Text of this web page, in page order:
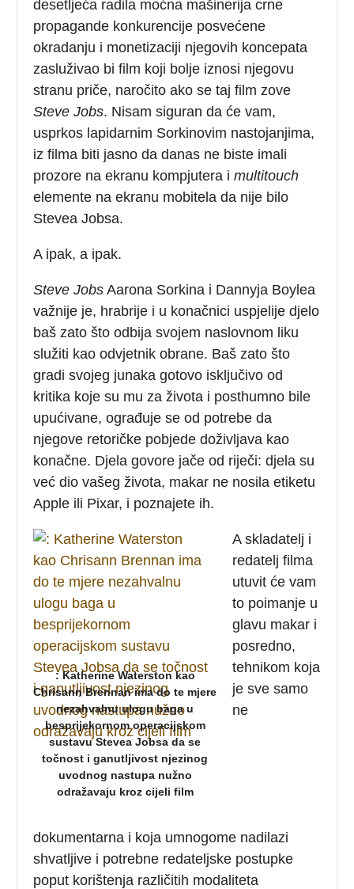
desetljeća radila moćna mašinerija crne
propagande konkurencije posvećene
okradanju i monetizaciji njegovih koncepata
zasluživao bi film koji bolje iznosi njegovu
stranu priče, naročito ako se taj film zove
Steve Jobs. Nisam siguran da će vam,
usprkos lapidarnim Sorkinovim nastojanjima,
iz filma biti jasno da danas ne biste imali
prozore na ekranu kompjutera imultitouch
elemente na ekranu mobitela da nije bilo
Stevea Jobsa.
A ipak, a ipak.
Steve Jobs Aarona Sorkina i Dannyja Boylea
važnije je, hrabrije i u konačnici uspjelije djelo
baš zato što odbija svojem naslovnom liku
služiti kao odvjetnik obrane. Baš zato što
gradi svojeg junaka gotovo isključivo od
kritika koje su mu za života i posthumno bile
upućivane, ograđuje se od potrebe da
njegove retoričke pobjede doživljava kao
konačne. Djela govore jače od riječi: djela su
već dio vašeg života, makar ne nosila etiketu
Apple ili Pixar, i poznajete ih.
: Katherine Waterston kao
Chrisann Brennan ima do te mjere
nezahvalnu ulogu baga u
besprijekornom operacijskom
sustavu Stevea Jobsa da se
točnost i ganutljivost njezinog
uvodnog nastupa nužno
odražavaju kroz cijeli film
A skladatelj i
redatelj filma
utuvit će vam
to poimanje u
glavu makar i
posredno,
tehnikom koja
je sve samo
ne
dokumentarna i koja umnogome nadilazi
shvatljive i potrebne redateljske postupke
poput korištenja različitih modaliteta